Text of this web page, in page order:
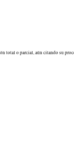
o parcial, aún citando su